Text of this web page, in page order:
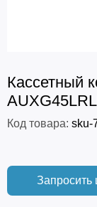
Кассетный
Код товара: sku-
Запросить